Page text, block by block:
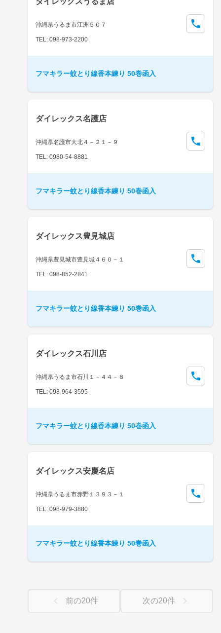
沖縄県うるま市江洲５０７
TEL: 098-973-2200
フマキラー蚊とり線香本練り 50巻函入
ダイレックス名護店
沖縄県名護市大北４－２１－９
TEL: 0980-54-8881
フマキラー蚊とり線香本練り 50巻函入
ダイレックス豊見城店
沖縄県豊見城市豊見城４６０－１
TEL: 098-852-2841
フマキラー蚊とり線香本練り 50巻函入
ダイレックス石川店
沖縄県うるま市石川１－４４－８
TEL: 098-964-3595
フマキラー蚊とり線香本練り 50巻函入
ダイレックス安慶名店
沖縄県うるま市赤野１３９３－１
TEL: 098-979-3880
フマキラー蚊とり線香本練り 50巻函入
前の20件 次の20件